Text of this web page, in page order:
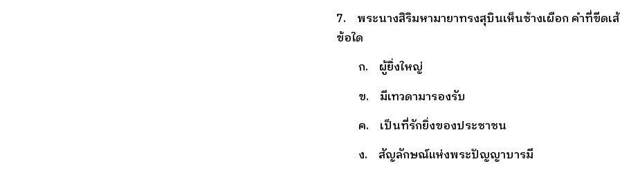
7. พระนางสิริมหามายาทรงสุบินเห็นช้างเผือก คำที่ขีดเ
ข้อใด
ก. ผู้ยิ่งใหญ่
ข. มีเทวดามารองรับ
ค. เป็นที่รักยิ่งของประชาชน
ง. สัญลักษณ์แห่งพระปัญญาบารมี